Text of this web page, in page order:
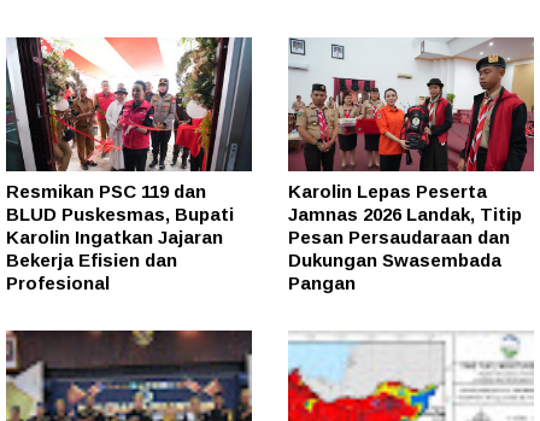
Resmikan PSC 119 dan
BLUD Puskesmas, Bupati
Karolin Ingatkan Jajaran
Bekerja Efisien dan
Profesional
Karolin Lepas Peserta
Jamnas 2026 Landak, Titip
Pesan Persaudaraan dan
Dukungan Swasembada
Pangan